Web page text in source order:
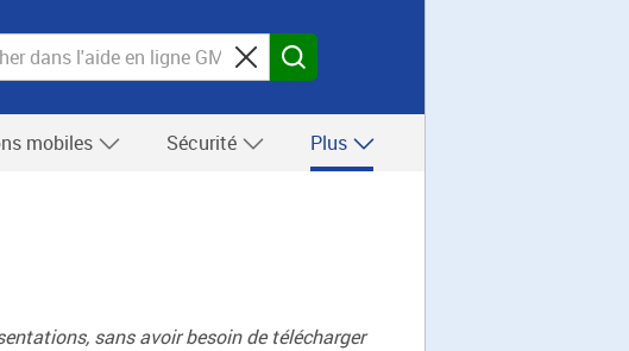
mobiles Sécurité Plus
sans avoir besoin de télécharger